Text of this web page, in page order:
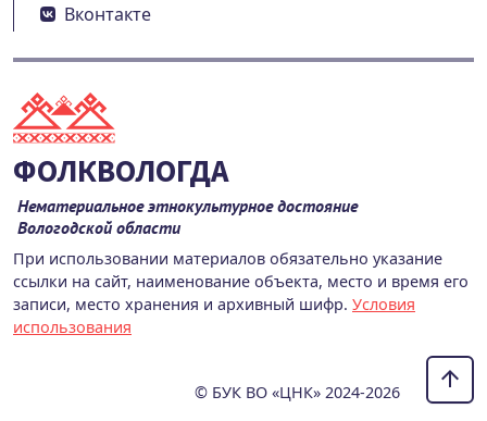
Вконтакте
ФОЛКВОЛОГДА
Нематериальное этнокультурное достояние
Вологодской области
При использовании материалов обязательно указание
ссылки на сайт, наименование объекта, место и время его
записи, место хранения и архивный шифр. Условия
использования
© БУК ВО «ЦНК» 2024-2026